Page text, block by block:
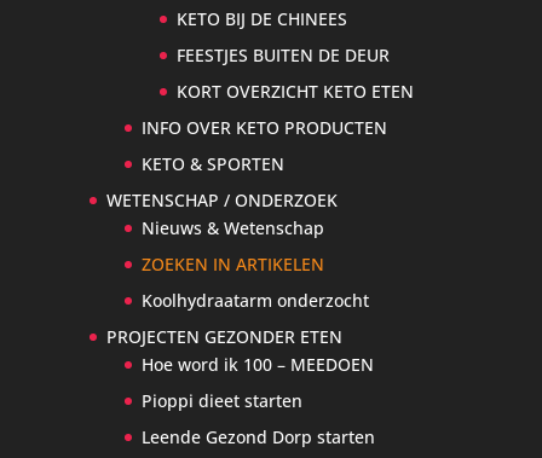
KETO BIJ DE CHINEES
FEESTJES BUITEN DE DEUR
KORT OVERZICHT KETO ETEN
INFO OVER KETO PRODUCTEN
KETO & SPORTEN
WETENSCHAP / ONDERZOEK
Nieuws & Wetenschap
ZOEKEN IN ARTIKELEN
Koolhydraatarm onderzocht
PROJECTEN GEZONDER ETEN
Hoe word ik 100 – MEEDOEN
Pioppi dieet starten
Leende Gezond Dorp starten